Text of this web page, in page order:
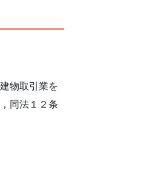
物取引業を
同法１２条